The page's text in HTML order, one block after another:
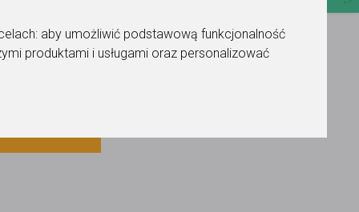
aby umożliwić podstawową funkcjonalność
produktami i usługami oraz personalizować